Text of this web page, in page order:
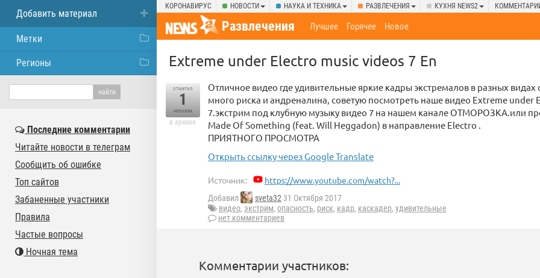
КОРОНАВИРУС НОВОСТИ НАУКА И ТЕХНИКА РАЗВЛЕЧЕНИЯ КУХНЯ NEWS2
Развлечения Лучшее Горячее Новое
Extreme under Electro music videos 7 En
отметил
1
человек
в архиве
Отличное видео где удивительные яркие кадры экстремалов в разных видах
много риска и андреналина, советую посмотреть наше видео Extreme under
7.экстрим под клубную музыку видео 7 на нашем канале OТМОРОЗКА.или
Made Of Something (feat. Will Heggadon) в направление Electro .
ПРИЯТНОГО ПРОСМОТРА
Открыть ссылку через Google Translate
Источник: https://www.youtube.com/watch?...
Добавил sveta32 31 Октября 2017
видео, экстрим, опасность, риск, кадр, каскадер, удивительные
нет комментариев
Комментарии участников:
Добавить материал
Метки
Регионы
Последние комментарии
Читайте новости в телеграм
Сообщить об ошибке
Топ сайтов
Забаненные участники
Правила
Частые вопросы
Ночная тема